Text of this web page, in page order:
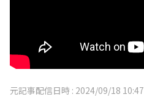
元記事配信日時 : 2024/09/18 10:47